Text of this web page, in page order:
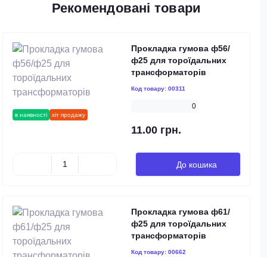
Рекомендовані товари
в наявності хіт продажу
Прокладка гумова ф56/
ф25 для тороїдальних
трансформаторів
Код товару: 00311
0
11.00 грн.
До кошика
Прокладка гумова ф61/
ф25 для тороїдальних
трансформаторів
Код товару: 00662